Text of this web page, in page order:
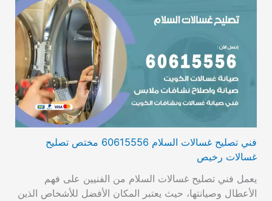
فني تصليح غسالات السلام 60615556 مختص تصليح
غسالات رخيص
يعمل فني تصليح غسالات السلام من الفنيين على فهم
الأعطال وصيانتها، حيث يعتبر المكان الأفضل للأشخاص الذين